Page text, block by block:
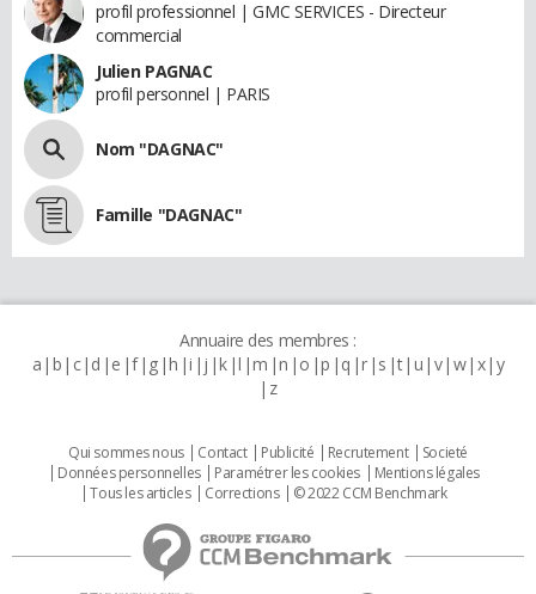
profil professionnel | GMC SERVICES - Directeur
commercial
Julien PAGNAC
profil personnel | PARIS
Nom "DAGNAC"
Famille "DAGNAC"
Annuaire des membres :
a b c d e f g h i j k l m n o p q r s t u v w x y
z
Qui sommes nous Contact Publicité Recrutement
Societé
Données personnelles
Paramétrer les cookies
Mentions légales
Tous les articles
Corrections © 2022 CCM Benchmark